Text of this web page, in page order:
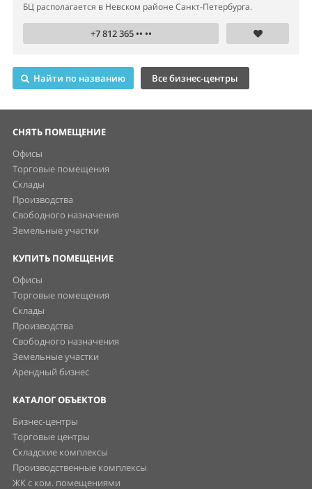
БЦ располагается в Невском районе Санкт-Петербурга.
+7 812 365 •• ••
Найти по названию Все бизнес-центры
СНЯТЬ ПОМЕЩЕНИЕ
Офисы
Торговые помещения
Склады
Производства
Свободного назначения
Земельные участки
КУПИТЬ ПОМЕЩЕНИЕ
Офисы
Торговые помещения
Склады
Производства
Свободного назначения
Земельные участки
Арендный бизнес
КАТАЛОГ ОБЪЕКТОВ
Бизнес-центры
Торговые центры
Складские комплексы
Производственные комплексы
ЖК с ком. помещениями